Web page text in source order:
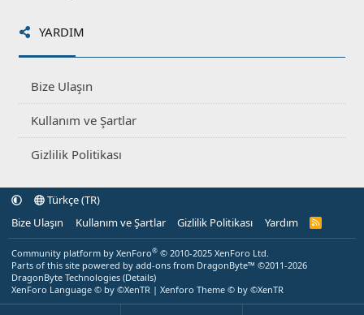
YARDIM
Bize Ulaşın
Kullanım ve Şartlar
Gizlilik Politikası
Türkçe (TR)
Bize Ulaşın
Kullanım ve Şartlar Gizlilik Politikası Yardım
R
Community platform by XenForo® © 2010-2025 XenForo Ltd.
Parts of this site powered by add-ons from DragonByte™ ©2011-2026
DragonByte Technologies (Details)
XenForo Language © by ©XenTR | Xenforo Theme © by ©XenTR